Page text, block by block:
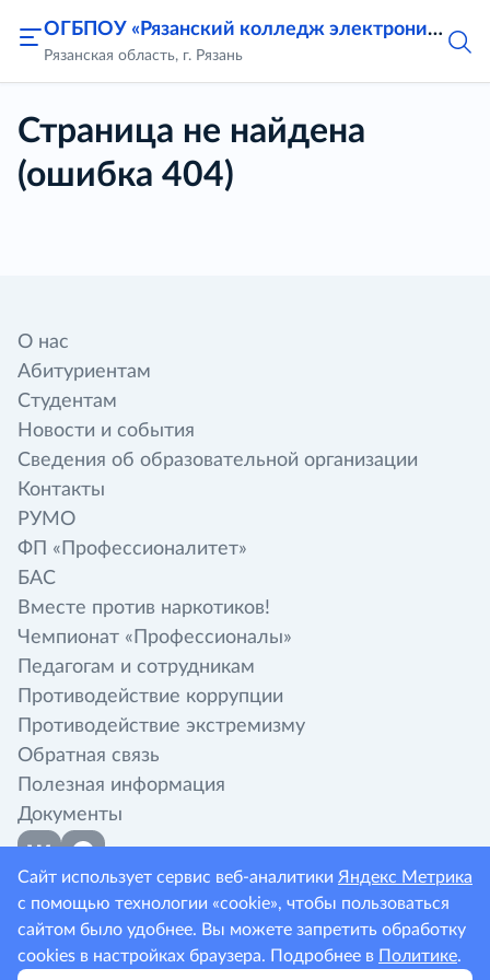
ОГБПОУ «Рязанский колледж электроники»
Рязанская область, г. Рязань
Страница не найдена
(ошибка 404)
О нас
Абитуриентам
Студентам
Новости и события
Сведения об образовательной организации
Контакты
РУМО
ФП «Профессионалитет»
БАС
Вместе против наркотиков!
Чемпионат «Профессионалы»
Педагогам и сотрудникам
Противодействие коррупции
Противодействие экстремизму
Обратная связь
Полезная информация
Документы
Политика конфиденциальности
Сайт использует сервис веб-аналитики Яндекс Метрика
с помощью технологии «cookie», чтобы пользоваться
сайтом было удобнее. Вы можете запретить обработку
cookies в настройках браузера. Подробнее в Политике.